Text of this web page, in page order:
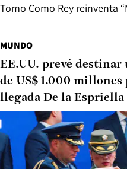
Tomo Como Rey reinventa
MUNDO
EE.UU. prevé destinar
de US$ 1.000
llegada De la Espriella